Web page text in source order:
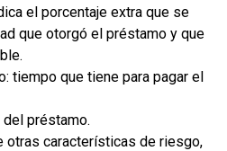
el porcentaje extra que se
que otorgó el préstamo y que
tiempo que tiene para pagar el
préstamo.
otras características de riesgo,